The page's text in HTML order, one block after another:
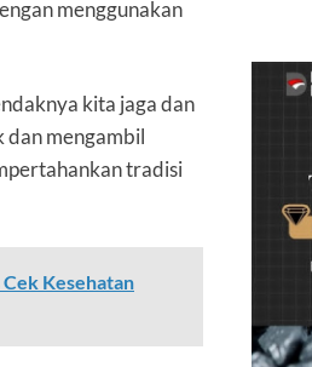
menggunakan
kita jaga dan
dan mengambil
tradisi
Kesehatan